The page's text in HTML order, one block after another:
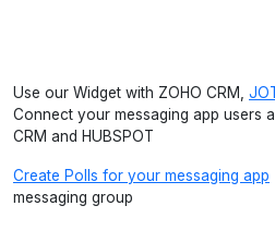
Use our Widget with ZOHO CRM,
Connect your messaging app users
CRM and HUBSPOT
Create Polls for your messaging app
messaging group